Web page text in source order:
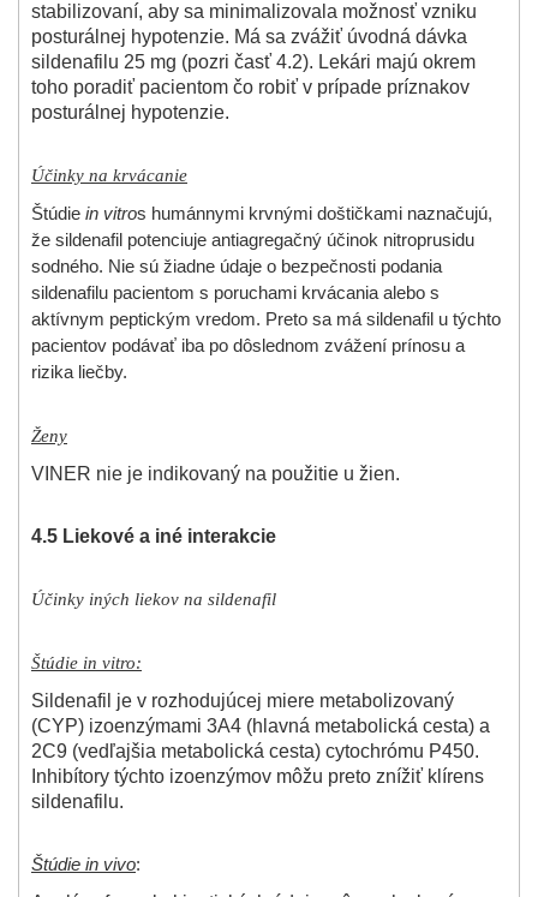
stabilizovaní, aby sa minimalizovala možnosť vzniku
posturálnej hypotenzie. Má sa zvážiť úvodná dávka
sildenafilu 25 mg (pozri časť 4.2). Lekári majú okrem
toho poradiť pacientom čo robiť v prípade príznakov
posturálnej hypotenzie.
Účinky na krvácanie
Štúdie in vitros humánnymi krvnými doštičkami naznačujú,
že sildenafil potenciuje antiagregačný účinok nitroprusidu
sodného. Nie sú žiadne údaje o bezpečnosti podania
sildenafilu pacientom s poruchami krvácania alebo s
aktívnym peptickým vredom. Preto sa má sildenafil u týchto
pacientov podávať iba po dôslednom zvážení prínosu a
rizika liečby.
Ženy
VINER nie je indikovaný na použitie u žien.
4.5 Liekové a iné interakcie
Účinky iných liekov na sildenafil
Štúdie in vitro:
Sildenafil je v rozhodujúcej miere metabolizovaný
(CYP) izoenzýmami 3A4 (hlavná metabolická cesta) a
2C9 (vedľajšia metabolická cesta) cytochrómu P450.
Inhibítory týchto izoenzýmov môžu preto znížiť klírens
sildenafilu.
Štúdie in vivo: